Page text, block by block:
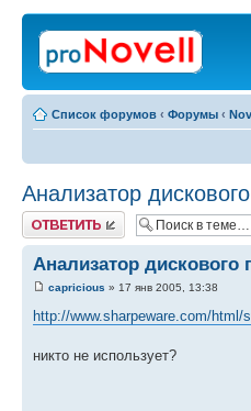
Список форумов ‹ Форумы ‹
Анализатор
Ответить
Анализатор дискового
capricious » 17 янв 2005, 13:38
http://www.sharpeware.com/html/
никто не использует?